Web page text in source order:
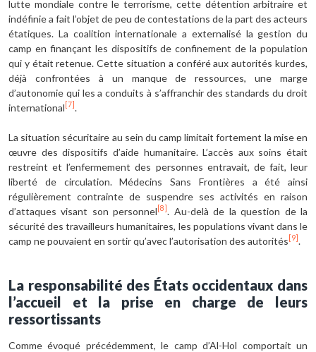
lutte mondiale contre le terrorisme, cette détention arbitraire et
indéfinie a fait l’objet de peu de contestations de la part des acteurs
étatiques. La coalition internationale a externalisé la gestion du
camp en finançant les dispositifs de confinement de la population
qui y était retenue. Cette situation a conféré aux autorités kurdes,
déjà confrontées à un manque de ressources, une marge
d’autonomie qui les a conduits à s’affranchir des standards du droit
international [7] .
La situation sécuritaire au sein du camp limitait fortement la mise en
œuvre des dispositifs d’aide humanitaire. L’accès aux soins était
restreint et l’enfermement des personnes entravait, de fait, leur
liberté de circulation. Médecins Sans Frontières a été ainsi
régulièrement contrainte de suspendre ses activités en raison
d’attaques visant son personnel [8] . Au-delà de la question de la
sécurité des travailleurs humanitaires, les populations vivant dans le
camp ne pouvaient en sortir qu’avec l’autorisation des autorités [9] .
La responsabilité des États occidentaux dans
l’accueil et la prise en charge de leurs
ressortissants
Comme évoqué précédemment, le camp d’Al-Hol comportait un